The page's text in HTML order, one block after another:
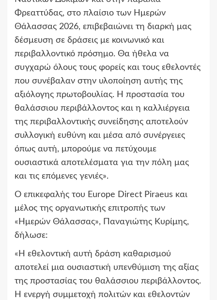
Φρεαττύδας, στο πλαίσιο των Ημερών
Θάλασσας 2026, επιβεβαιώνει τη διαρκή μας
δέσμευση σε δράσεις με κοινωνικό και
περιβαλλοντικό πρόσημο. Θα ήθελα να
συγχαρώ όλους τους φορείς και τους εθελοντές
που συνέβαλαν στην υλοποίηση αυτής της
αξιόλογης πρωτοβουλίας. Η προστασία του
θαλάσσιου περιβάλλοντος και η καλλιέργεια
της περιβαλλοντικής συνείδησης αποτελούν
συλλογική ευθύνη και μέσα από συνέργειες
όπως αυτή, μπορούμε να πετύχουμε
ουσιαστικά αποτελέσματα για την πόλη μας
και τις επόμενες γενιές».
Ο επικεφαλής του Europe Direct Piraeus και
μέλος της οργανωτικής επιτροπής των
«Ημερών Θάλασσας», Παναγιώτης Κυρίμης,
δήλωσε:
«Η εθελοντική αυτή δράση καθαρισμού
αποτελεί μια ουσιαστική υπενθύμιση της αξίας
της προστασίας του θαλάσσιου περιβάλλοντος.
Η ενεργή συμμετοχή πολιτών και εθελοντών